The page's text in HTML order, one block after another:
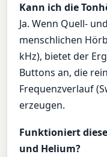
Kann ich die
Ja. Wenn Quell-
menschlichen
kHz), bietet der
Buttons an, die
Frequenzverlauf
erzeugen.
Funktioniert
und Helium?